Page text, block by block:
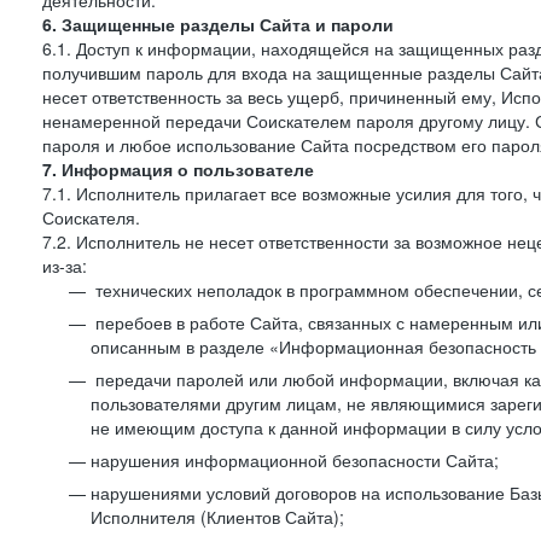
6. Защищенные разделы Сайта и пароли
6.1. Доступ к информации, находящейся на защищенных
получившим пароль для входа на защищенные разделы
несет ответственность за весь ущерб, причиненный ему,
ненамеренной передачи Соискателем пароля другому лицу.
пароля и любое использование Сайта посредством его
7. Информация о пользователе
7.1. Исполнитель прилагает все возможные усилия для
Соискателя.
7.2. Исполнитель не несет ответственности за возможное
из-за:
технических неполадок в программном обеспечении,
перебоев в работе Сайта, связанных с намеренным
описанным в разделе «Информационная
передачи паролей или любой информации, включая
пользователями другим лицам, не являющимися
не имеющим доступа к данной информации в силу
нарушения информационной безопасности Сайта;
нарушениями условий договоров на использование
Исполнителя (Клиентов Сайта);